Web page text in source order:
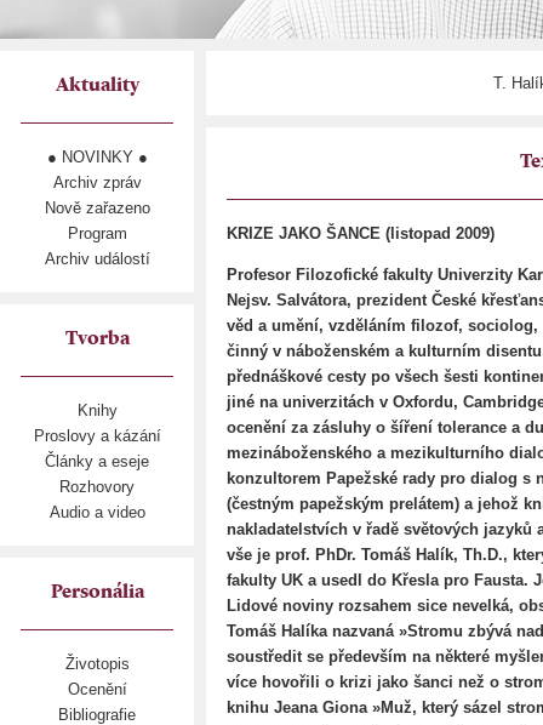
Aktuality
● NOVINKY ●
Archiv zpráv
Nově zařazeno
Program
Archiv událostí
Tvorba
Knihy
Proslovy a kázání
Články a eseje
Rozhovory
Audio a video
Personália
Životopis
Ocenění
Bibliografie
T.
KRIZE JAKO ŠANCE (listopad 2009)
Profesor Filozofické fakulty Univerzity
Nejsv. Salvátora, prezident České
věd a umění, vzděláním filozof,
činný v náboženském a kulturním
přednáškové cesty po všech šesti
jiné na univerzitách v Oxfordu,
ocenění za zásluhy o šíření tolerance a
mezináboženského a mezikulturního
konzultorem Papežské rady pro dialog s
(čestným papežským prelátem) a jehož
nakladatelstvích v řadě světových
vše je prof. PhDr. Tomáš Halík, Th.D.,
fakulty UK a usedl do Křesla pro Fausta.
Lidové noviny rozsahem sice nevelká,
Tomáš Halíka nazvaná »Stromu zbývá
soustředit se především na některé
více hovořili o krizi jako šanci než o
knihu Jeana Giona »Muž, který sázel